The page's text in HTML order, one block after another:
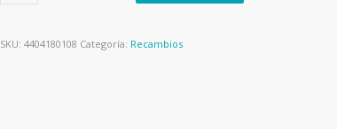
SKU:4404180108 Categoría: Recambios